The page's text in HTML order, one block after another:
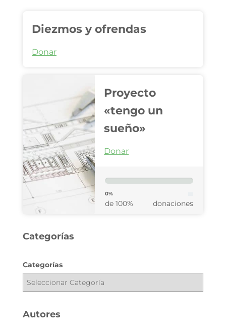
Diezmos y ofrendas
Donar
Proyecto
«tengo un
sueño»
Donar
0%
de 100% donaciones
Categorías
Categorías
Autores